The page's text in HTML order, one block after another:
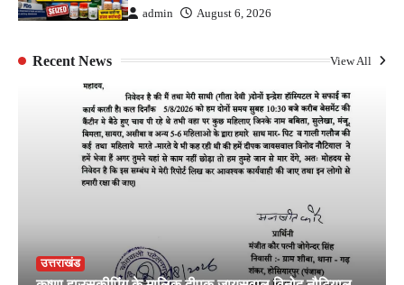
admin August 6, 2026
Recent News View All
उत्तराखंड